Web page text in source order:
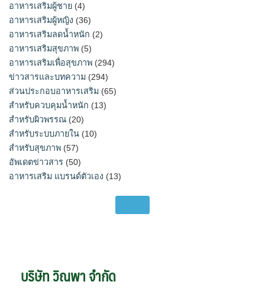
อาหารเสริมผู้ชาย (4)
อาหารเสริมผู้หญิง (36)
อาหารเสริมลดน้ำหนัก (2)
อาหารเสริมสุขภาพ (5)
อาหารเสริมเพื่อสุขภาพ (294)
ข่าวสารและบทความ (294)
ส่วนประกอบอาหารเสริม (65)
สำหรับควบคุมน้ำหนัก (13)
สำหรับผิวพรรณ (20)
สำหรับระบบภายใน (10)
สำหรับสุขภาพ (57)
อัพเดตข่าวสาร (50)
อาหารเสริม แบรนด์ตัวเอง (13)
บริษัท วิณพา จำกัด